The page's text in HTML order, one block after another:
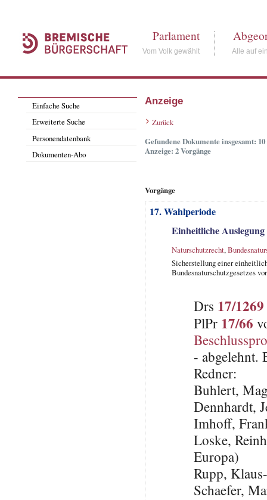
Parlament
Vom Volk gewählt Alle auf
Einfache Suche
Erweiterte Suche
Personendatenbank
Dokumenten-Abo
Anzeige
Zurück
Gefundene Dokumente insgesamt: 10
Anzeige: 2 Vorgänge
Vorgänge
17. Wahlperiode
Einheitliche Auslegung
Naturschutzrecht,
Sicherstellung einer
Bundesnaturschutzgesetzes
Drs 17/1269
PlPr 17/66
- abgelehnt.
Redner:
Buhlert,
Dennhardt,
Imhoff,
Loske,
Europa)
Rupp,
Schaefer,